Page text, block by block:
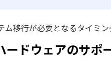
ム移行が必要となるタイミ
ードウェアのサポ